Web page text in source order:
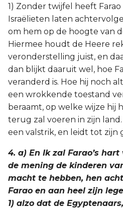
1) Zonder twijfel heeft
Israëlieten laten
om hem op de hoogte van
Hiermee houdt de Heere
veronderstelling juist, en
dan blijkt daaruit wel, hoe
veranderd is. Hoe hij noch
een wrokkende toestand
beraamt, op welke wijze hij
terug zal voeren in zijn
een valstrik, en leidt tot zijn
4. a) En Ik zal Farao’s
de mening de kinderen
macht te hebben, hen
Farao en aan heel zijn
1) alzo dat de